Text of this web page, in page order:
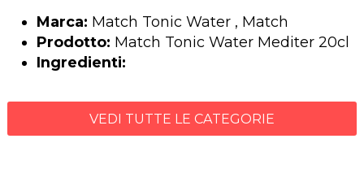
Marca: Match Tonic Water , Match
Prodotto: Match Tonic Water Mediter 20cl
Ingredienti:
VEDI TUTTE LE CATEGORIE